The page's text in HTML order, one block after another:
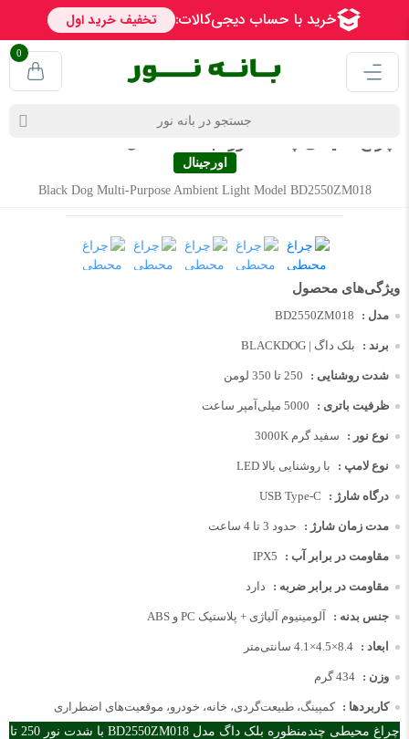
0
اورجینال
Black Dog Multi-Purpose Ambient Light Model BD2550ZM018
مدل : BD2550ZM018
برند : BLACKDOG | بلک داگ
شدت روشنایی : 250 تا 350 لومن
ظرفیت باتری : 5000 میلی‌آمپر ساعت
نوع نور : سفید گرم 3000K
نوع لامپ : LED با روشنایی بالا
درگاه شارژ : USB Type-C
مدت زمان شارژ : حدود 3 تا 4 ساعت
مقاومت در برابر آب : IPX5
مقاومت در برابر ضربه : دارد
جنس بدنه : آلومینیوم آلیاژی + پلاستیک PC و ABS
ابعاد : 8.4×4.5×4.1 سانتی‌متر
وزن : 434 گرم
کاربردها : کمپینگ، طبیعت‌گردی، خانه، خودرو، موقعیت‌های اضطراری
چراغ محیطی چندمنظوره بلک داگ مدل BD2550ZM018 با شدت نور 250 تا